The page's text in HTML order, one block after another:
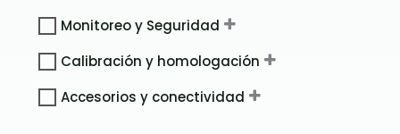
Monitoreo y Seguridad
Calibración y homologación
Accesorios y conectividad